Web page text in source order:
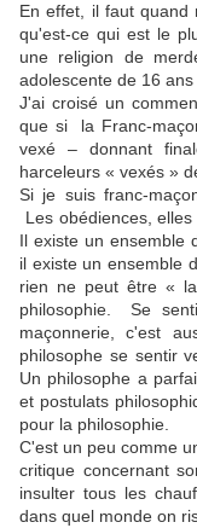
En effet, il faut quand
qu'est-ce qui est le
une religion de
adolescente de 16 ans
J'ai croisé un
que si la Franc-
vexé – donnant
harceleurs « vexés »
Si je suis franc-
Les obédiences,
Il existe un ensemble
il existe un ensemble
rien ne peut être «
philosophie. Se
maçonnerie, c'est
philosophe se sentir
Un philosophe a
et postulats
pour la philosophie.
C'est un peu comme
critique concernant
insulter tous les
dans quel monde on